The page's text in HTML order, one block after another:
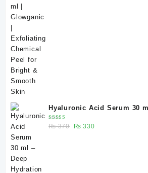
Hyaluronic Acid Serum 30
Hydration for Healthy-
Glowganic Pakistan
Rated
5.00out
₨370
Original
₨ 330Current